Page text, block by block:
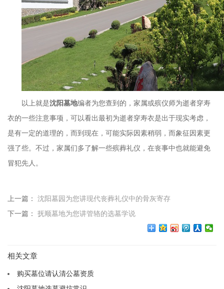
以上就是沈阳墓地编者为您查到的，家属或殡仪师为逝者穿寿
衣的一些注意事项，可以看出最初为逝者穿寿衣是出于现实考虑，
是有一定的道理的，而到现在，可能实际因素稍弱，而象征因素更
强了些。不过，家属们多了解一些殡葬礼仪，在丧事中也就能避免
冒犯先人。
上一篇： 沈阳墓园为您讲现代丧葬礼仪中的骨灰寄存
下一篇： 抚顺墓地为您讲管辂的选墓学说
相关文章
购买墓位请认清公墓资质